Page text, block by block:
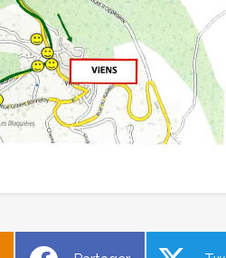
Restitution du projet